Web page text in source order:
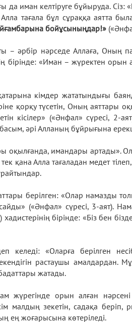
да иман келтіруге бұйыруда.
тағала бұл сұраққа аятта
бойұсыныңдар!»
– әрбір нәрседе Аллаға, Оның
бірінде: «Иман – жүректен
кімдер жататындығы
қорқу түсетін, Оның аяттары
кісілер» («Әнфал» сүресі, 2-
әрі Алланың бұйрығына
оқылғанда, имандары артады».
қана Алла тағаладан медет
берілген: «Олар намазды
(«Әнфал» сүресі, 3-аят).
хадистерінің бірінде: «Біз бен
«Оларға берілген
растаушы амалдардан.
жатады.
жүрегінде орын алған
малдың зекетін, садақа беріп,
ең жоғарысына көтеріледі.